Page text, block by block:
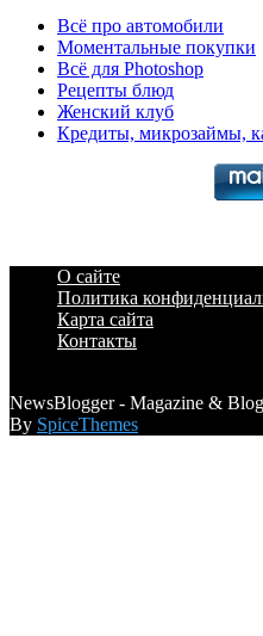
Всё про автомобили
Моментальные покупки
Всё для Photoshop
Рецепты блюд
Женский клуб
Кредиты, микрозаймы,
О сайте
Политика
Карта сайта
Контакты
NewsBlogger - Magazine &
By SpiceThemes